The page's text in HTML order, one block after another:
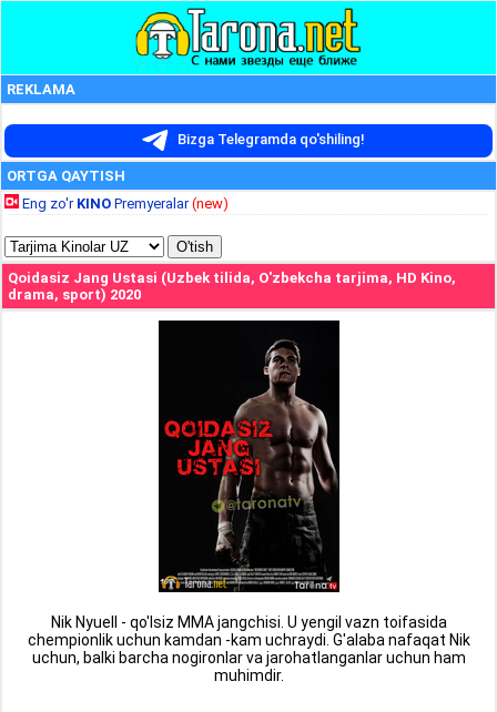
REKLAMA
Bizga Telegramda qo'shiling!
ORTGA QAYTISH
Eng zo'r KINO Premyeralar(new)
Qoidasiz Jang Ustasi (Uzbek tilida, O'zbekcha tarjima, HD Kino,
drama, sport) 2020
Nik Nyuell - qo'lsiz MMA jangchisi. U yengil vazn toifasida
chempionlik uchun kamdan -kam uchraydi. G'alaba nafaqat Nik
uchun, balki barcha nogironlar va jarohatlanganlar uchun ham
muhimdir.